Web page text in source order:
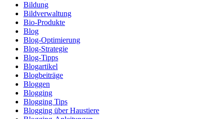
Bildung
Bildverwaltung
Bio-Produkte
Blog
Blog-Optimierung
Blog-Strategie
Blog-Tipps
Blogartikel
Blogbeiträge
Bloggen
Blogging
Blogging Tips
Blogging über Haustiere